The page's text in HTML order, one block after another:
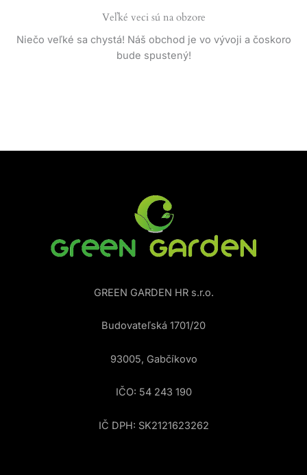
Veľké veci sú na obzore
Niečo veľké sa chystá! Náš obchod je vo vývoji a čoskoro
bude spustený!
GREEN GARDEN HR s.r.o.
Budovateľská 1701/20
93005, Gabčíkovo
IČO: 54 243 190
IČ DPH: SK2121623262